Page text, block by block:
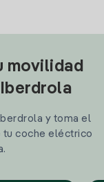
movilidad
y toma el
tu coche eléctrico